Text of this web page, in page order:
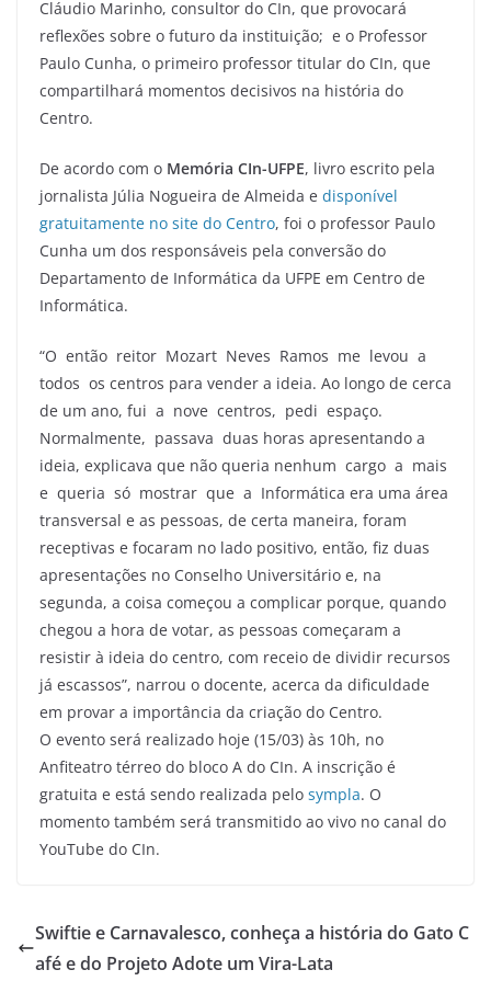
Cláudio Marinho, consultor do CIn, que provocará
reflexões sobre o futuro da instituição; e o Professor
Paulo Cunha, o primeiro professor titular do CIn, que
compartilhará momentos decisivos na história do
Centro.
De acordo com o Memória CIn-UFPE, livro escrito pela
jornalista Júlia Nogueira de Almeida e disponível
gratuitamente no site do Centro, foi o professor Paulo
Cunha um dos responsáveis pela conversão do
Departamento de Informática da UFPE em Centro de
Informática.
“O então reitor Mozart Neves Ramos me levou a
todos os centros para vender a ideia. Ao longo de cerca
de um ano, fui a nove centros, pedi espaço.
Normalmente, passava duas horas apresentando a
ideia, explicava que não queria nenhum cargo a mais
e queria só mostrar que a Informática era uma área
transversal e as pessoas, de certa maneira, foram
receptivas e focaram no lado positivo, então, fiz duas
apresentações no Conselho Universitário e, na
segunda, a coisa começou a complicar porque, quando
chegou a hora de votar, as pessoas começaram a
resistir à ideia do centro, com receio de dividir recursos
já escassos”, narrou o docente, acerca da dificuldade
em provar a importância da criação do Centro.
O evento será realizado hoje (15/03) às 10h, no
Anfiteatro térreo do bloco A do CIn. A inscrição é
gratuita e está sendo realizada pelo sympla. O
momento também será transmitido ao vivo no canal do
YouTube do CIn.
Swiftie e Carnavalesco, conheça a história do Gato C
afé e do Projeto Adote um Vira-Lata